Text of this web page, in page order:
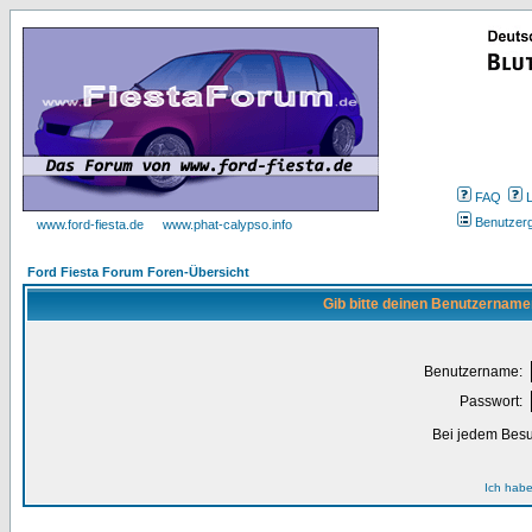
www.ford-fiesta.de www.phat-calypso.info
FAQ
Ford Fiesta Forum Foren-Übersicht
Gib bitte deinen
Benutzername:
Passwort:
Bei jedem
Ich